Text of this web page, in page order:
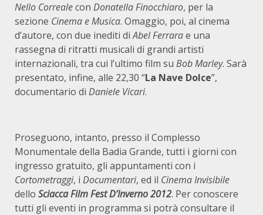
Nello Correalecon Donatella Finocchiaro, per la
sezione Cinema e Musica. Omaggio, poi, al cinema
d’autore, con due inediti diAbel Ferrarae una
rassegna di ritratti musicali di grandi artisti
internazionali, tra cui l’ultimo film su Bob Marley. Sarà
presentato, infine, alle 22,30 “La Nave Dolce”,
documentario di Daniele Vicari.
Proseguono, intanto, presso il Complesso
Monumentale della Badia Grande, tutti i giorni con
ingresso gratuito, gli appuntamenti con i
Cortometraggi, i Documentari, ed il Cinema Invisibile
dello Sciacca Film Fest D’Inverno 2012. Per conoscere
tutti gli eventi in programma si potrà consultare il